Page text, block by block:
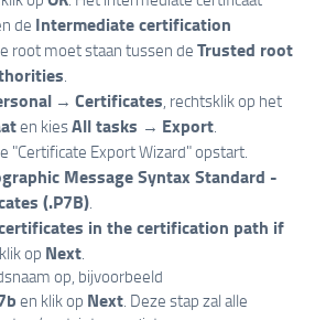
de Intermediate certification
root moet staan tussen de Trusted root
.
→ Certificates, rechtsklik op het
en kiesAll tasks → Export.
"Certificate Export Wizard" opstart.
Message Syntax Standard -
(.P7B).
in the certification path if
op Next.
op, bijvoorbeeld
en klik op Next. Deze stap zal alle